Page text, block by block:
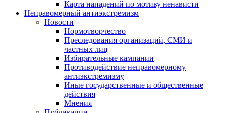
Карта нападений по мотиву ненависти
Неправомерный антиэкстремизм
Новости
Нормотворчество
Преследования организаций, СМИ и
частных лиц
Избирательные кампании
Противодействие неправомерному
антиэкстремизму
Иные государственные и общественные
действия
Мнения